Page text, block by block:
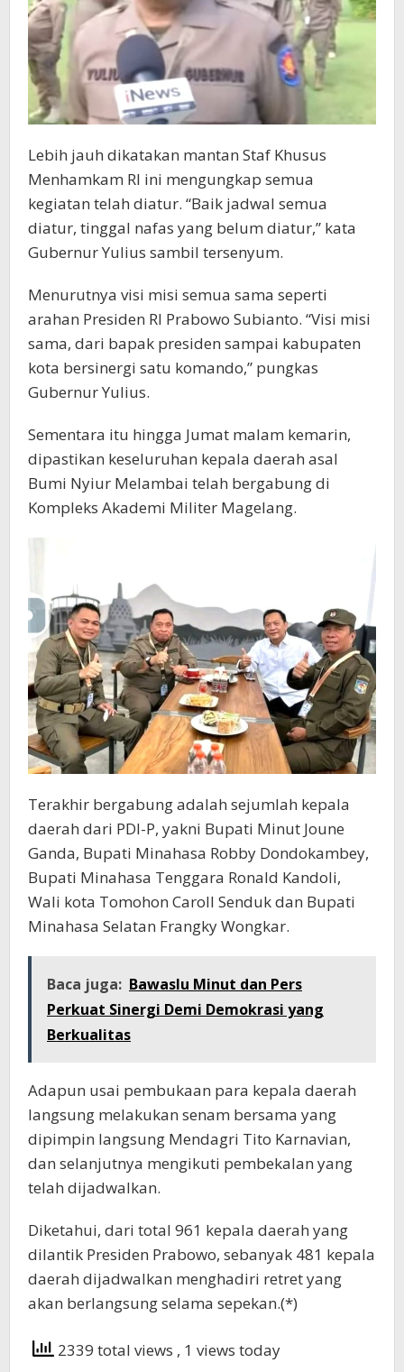
Lebih jauh dikatakan mantan Staf Khusus
Menhamkam RI ini mengungkap semua
kegiatan telah diatur. “Baik jadwal semua
diatur, tinggal nafas yang belum diatur,” kata
Gubernur Yulius sambil tersenyum.
Menurutnya visi misi semua sama seperti
arahan Presiden RI Prabowo Subianto. “Visi misi
sama, dari bapak presiden sampai kabupaten
kota bersinergi satu komando,” pungkas
Gubernur Yulius.
Sementara itu hingga Jumat malam kemarin,
dipastikan keseluruhan kepala daerah asal
Bumi Nyiur Melambai telah bergabung di
Kompleks Akademi Militer Magelang.
Terakhir bergabung adalah sejumlah kepala
daerah dari PDI-P, yakni Bupati Minut Joune
Ganda, Bupati Minahasa Robby Dondokambey,
Bupati Minahasa Tenggara Ronald Kandoli,
Wali kota Tomohon Caroll Senduk dan Bupati
Minahasa Selatan Frangky Wongkar.
Baca juga: Bawaslu Minut dan Pers
Perkuat Sinergi Demi Demokrasi yang
Berkualitas
Adapun usai pembukaan para kepala daerah
langsung melakukan senam bersama yang
dipimpin langsung Mendagri Tito Karnavian,
dan selanjutnya mengikuti pembekalan yang
telah dijadwalkan.
Diketahui, dari total 961 kepala daerah yang
dilantik Presiden Prabowo, sebanyak 481 kepala
daerah dijadwalkan menghadiri retret yang
akan berlangsung selama sepekan.(*)
2339 total views , 1 views today